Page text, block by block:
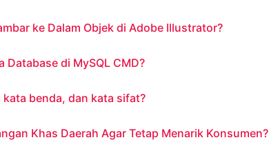
ke Dalam Objek di Adobe Illustrator?
Database di MySQL CMD?
benda, dan kata sifat?
Khas Daerah Agar Tetap Menarik Konsumen?